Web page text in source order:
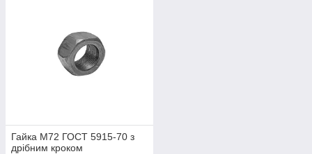
Гайка М72 ГОСТ 5915-70 з
дрібним кроком